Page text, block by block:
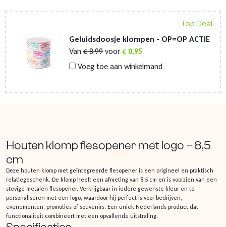
Top Deal
Geluidsdoosje klompen - OP=OP ACTIE
Van €8,99 voor € 0,95
Voeg toe aan winkelmand
Houten klomp flesopener met logo – 8,5
cm
Deze houten klomp met geïntegreerde flesopener is een origineel en praktisch
relatiegeschenk. De klomp heeft een afmeting van 8,5 cm en is voorzien van een
stevige metalen flesopener. Verkrijgbaar in iedere gewenste kleur en te
personaliseren met een logo, waardoor hij perfect is voor bedrijven,
evenementen, promoties of souvenirs. Een uniek Nederlands product dat
functionaliteit combineert met een opvallende uitstraling.